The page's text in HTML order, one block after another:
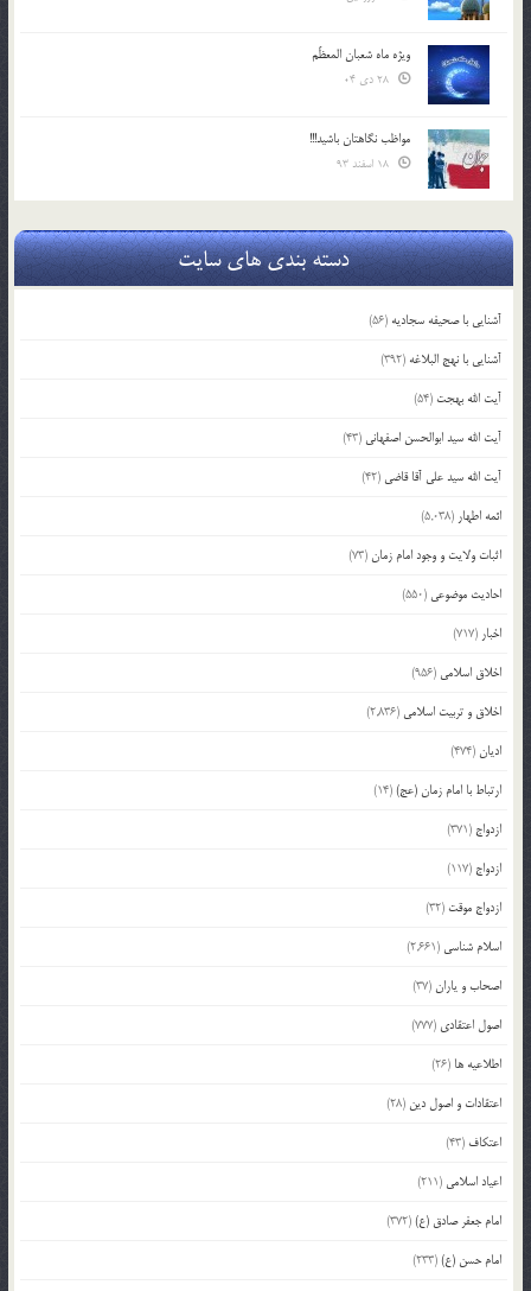
ویژه ماه شعبان المعظّم
مواظب نگاهتان باشید!!!
دسته بندی های سایت
آشنایی با صحیفه سجادیه (56)
آشنایی با نهج البلاغه (392)
آیت الله بهجت (54)
آیت الله سید ابوالحسن اصفهانی (43)
آیت الله سید علی آقا قاضی (42)
ائمه اطهار (5,038)
اثبات ولایت و وجود امام زمان(73)
احادیث موضوعی (550)
اخبار (717)
اخلاق اسلامی (956)
اخلاق و تربیت اسلامی (2,836)
ادیان(474)
ارتباط با امام زمان (عج)(14)
ازدواج (371)
ازدواج (117)
ازدواج موقت (32)
اسلام شناسی (2,661)
اصحاب و یاران(37)
اصول اعتقادی (777)
اطلاعیه ها (26)
اعتقادات و اصول دین (28)
اعتکاف (43)
اعیاد اسلامی (211)
امام جعفر صادق (ع)(372)
امام حسن (ع)(233)